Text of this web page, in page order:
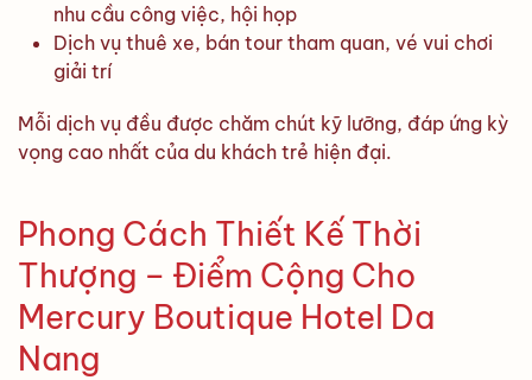
nhu cầu công việc, hội họp
Dịch vụ thuê xe, bán tour tham quan, vé vui chơi
giải trí
Mỗi dịch vụ đều được chăm chút kỹ lưỡng, đáp ứng kỳ
vọng cao nhất của du khách trẻ hiện đại.
Phong Cách Thiết Kế Thời
Thượng – Điểm Cộng Cho
Mercury Boutique Hotel Da
Nang